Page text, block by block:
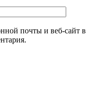
почты и веб-сайт в